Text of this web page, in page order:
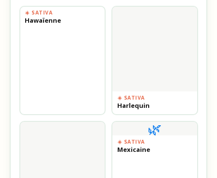
☀️ SATIVA
Hawaïenne
☀️ SATIVA
Harlequin
🌿
☀️ SATIVA
Mexicaine